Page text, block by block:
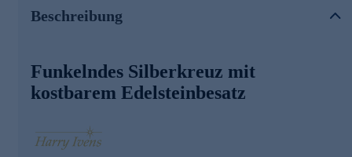
im Halskettensortiment gleich hier bei HSE.de.
Ihr Vorteil: Schmuck in geprüfter Top-
Was die Qualität unserer Schmuckstücke angeht, gehen wir
Beschreibung
Funkelndes Silberkreuz mit
kostbarem Edelsteinbesatz